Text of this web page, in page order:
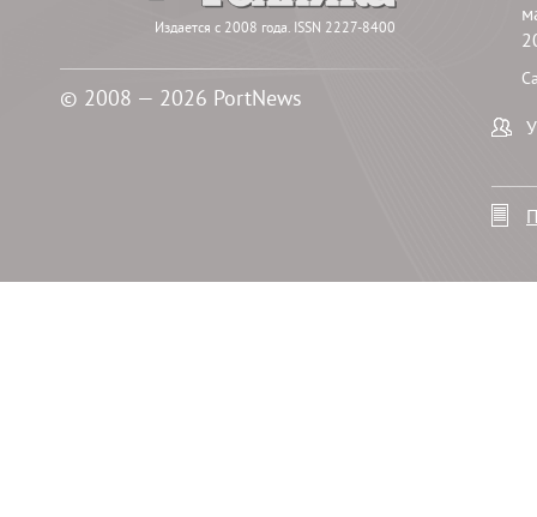
Издается с 2008 года. ISSN 2227-8400
© 2008 — 2026 PortNews